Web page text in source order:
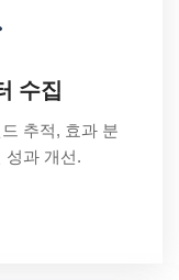
수집
추적, 효과 분
성과 개선.